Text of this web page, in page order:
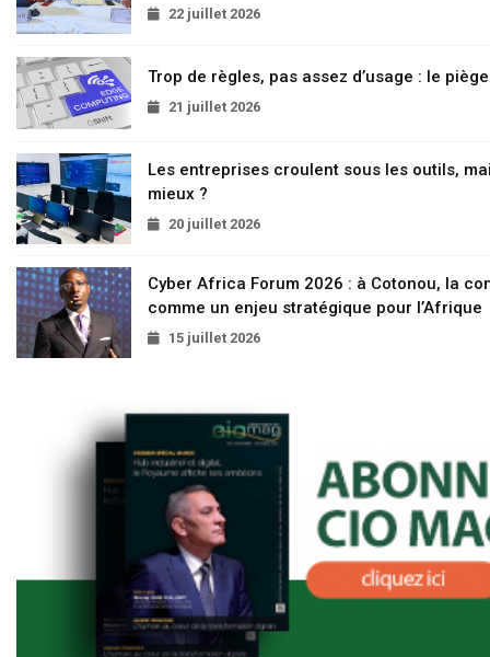
22 juillet 2026
Trop de règles, pas assez d’usage : le
21 juillet 2026
Les entreprises croulent sous les outils,
mieux ?
20 juillet 2026
Cyber Africa Forum 2026 : à Cotonou, la
comme un enjeu stratégique pour l’Afrique
15 juillet 2026